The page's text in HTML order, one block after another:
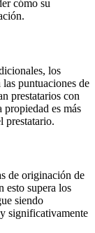
cómo su
los
puntuaciones de
prestatarios con
es más
prestatario.
de originación de
esto supera los
siendo
significativamente